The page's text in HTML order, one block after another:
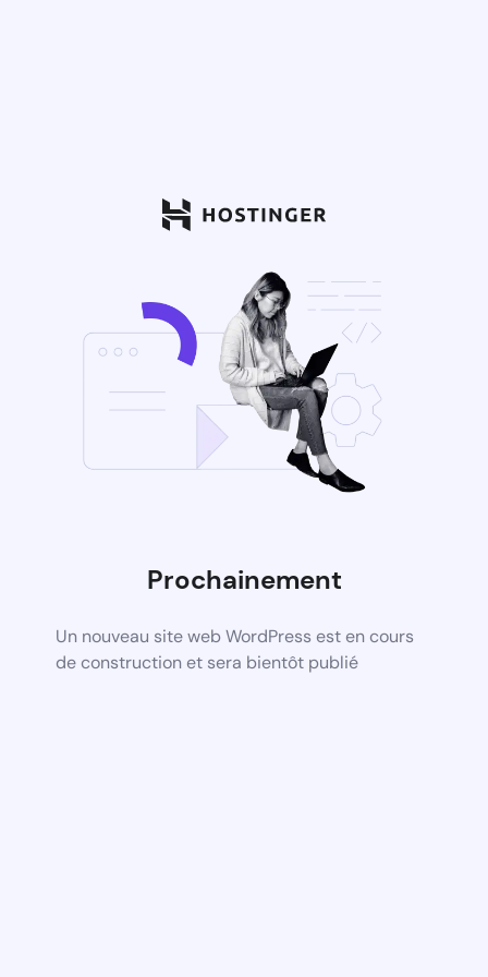
Prochainement
Un nouveau site web WordPress est en cours
de construction et sera bientôt publié